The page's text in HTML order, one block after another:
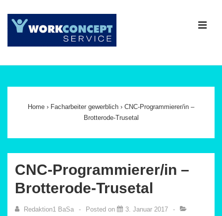
Zum
Inhalt
Navigation
Home › Facharbeiter gewerblich › CNC-Programmierer/in –
Brotterode-Trusetal
CNC-Programmierer/in –
Brotterode-Trusetal
Redaktion1 BaSa Posted on
3. Januar 2017